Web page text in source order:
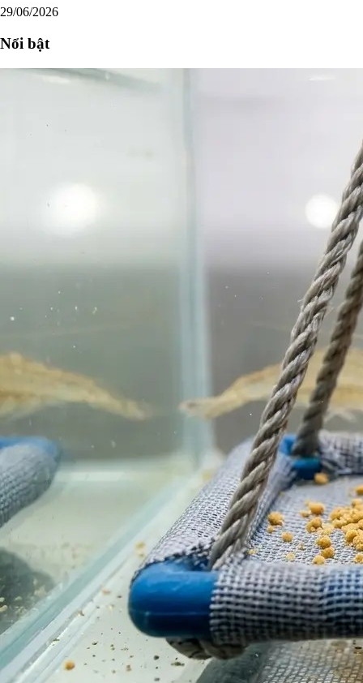
29/06/2026
Nổi bật